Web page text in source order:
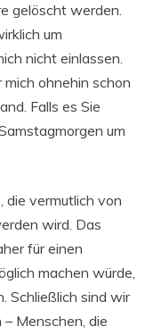
gelöscht werden.
um
nicht einlassen.
ohnehin schon
Falls es Sie
um
die vermutlich von
wird. Das
für einen
machen würde,
Schließlich sind wir
Menschen, die